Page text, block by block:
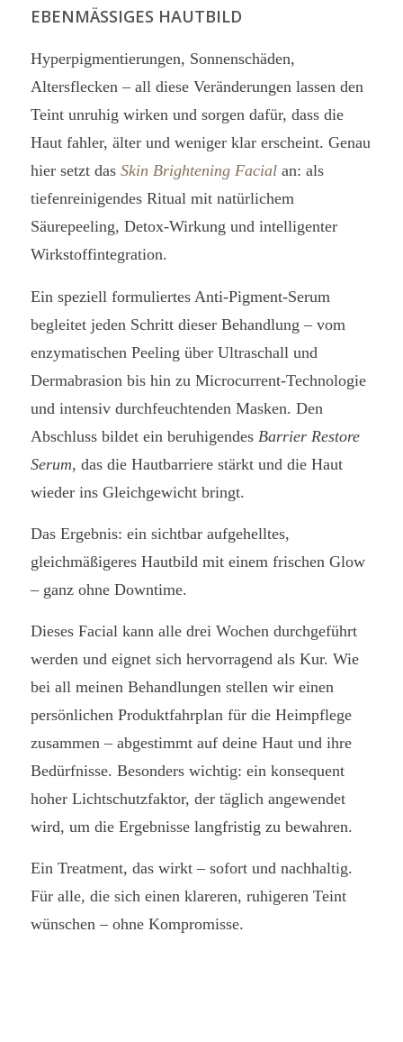
EBENMÄSSIGES HAUTBILD
Hyperpigmentierungen, Sonnenschäden,
Altersflecken – all diese Veränderungen lassen den
Teint unruhig wirken und sorgen dafür, dass die
Haut fahler, älter und weniger klar erscheint. Genau
hier setzt das Skin Brightening Facialan: als
tiefenreinigendes Ritual mit natürlichem
Säurepeeling, Detox-Wirkung und intelligenter
Wirkstoffintegration.
Ein speziell formuliertes Anti-Pigment-Serum
begleitet jeden Schritt dieser Behandlung – vom
enzymatischen Peeling über Ultraschall und
Dermabrasion bis hin zu Microcurrent-Technologie
und intensiv durchfeuchtenden Masken. Den
Abschluss bildet ein beruhigendes Barrier Restore
Serum, das die Hautbarriere stärkt und die Haut
wieder ins Gleichgewicht bringt.
Das Ergebnis: ein sichtbar aufgehelltes,
gleichmäßigeres Hautbild mit einem frischen Glow
– ganz ohne Downtime.
Dieses Facial kann alle drei Wochen durchgeführt
werden und eignet sich hervorragend als Kur. Wie
bei all meinen Behandlungen stellen wir einen
persönlichen Produktfahrplan für die Heimpflege
zusammen – abgestimmt auf deine Haut und ihre
Bedürfnisse. Besonders wichtig: ein konsequent
hoher Lichtschutzfaktor, der täglich angewendet
wird, um die Ergebnisse langfristig zu bewahren.
Ein Treatment, das wirkt – sofort und nachhaltig.
Für alle, die sich einen klareren, ruhigeren Teint
wünschen – ohne Kompromisse.